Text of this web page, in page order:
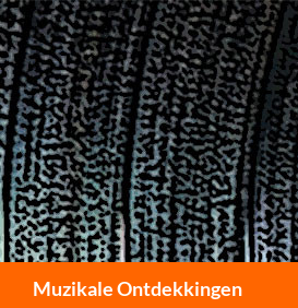
Muzikale Ontdekkingen